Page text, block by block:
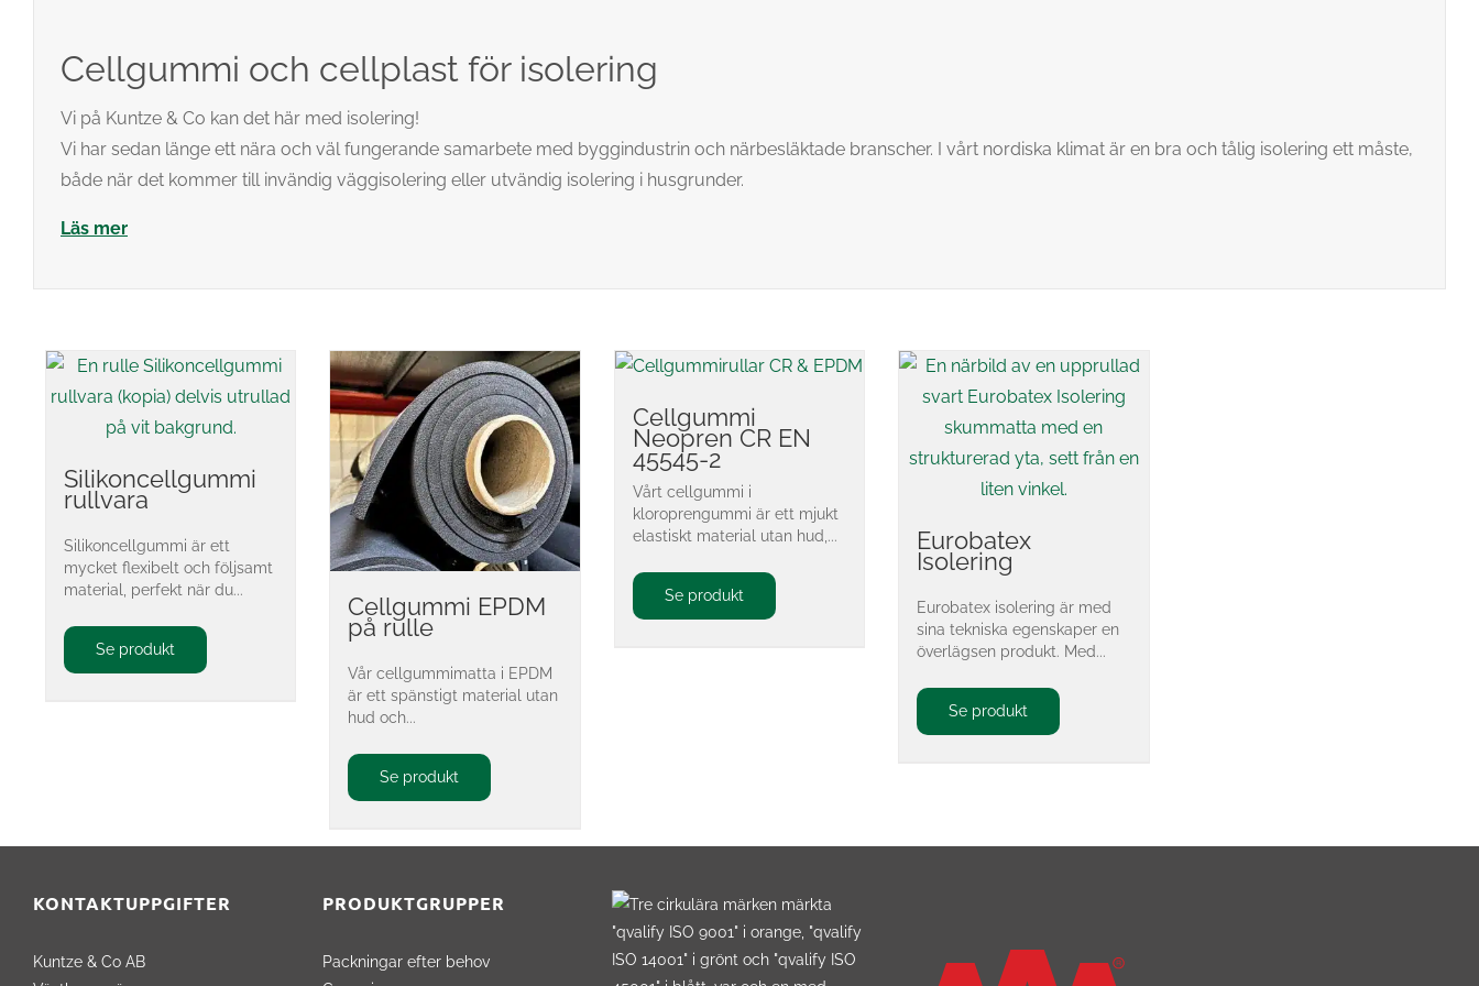
Cellgummi och cellplast för isolering
Vi på Kuntze & Co kan det här med isolering!
Vi har sedan länge ett nära och väl fungerande samarbete med byggindustrin och närbesläktade branscher. I vårt nordiska klimat är en bra och tålig isolering ett måste,
både när det kommer till invändig väggisolering eller utvändig isolering i husgrunder.
Läs mer
Silikoncellgummi
rullvara
Silikoncellgummi är ett
mycket flexibelt och följsamt
material, perfekt när du...
Se produkt
Cellgummi EPDM
på rulle
Vår cellgummimatta i EPDM
är ett spänstigt material utan
hud och...
Se produkt
Cellgummi
Neopren CR EN
45545-2
Vårt cellgummi i
kloroprengummi är ett mjukt
elastiskt material utan hud,...
Se produkt
Eurobatex
Isolering
Eurobatex isolering är med
sina tekniska egenskaper en
överlägsen produkt. Med...
Se produkt
KONTAKTUPPGIFTER
Kuntze & Co AB
PRODUKTGRUPPER
Packningar efter behov